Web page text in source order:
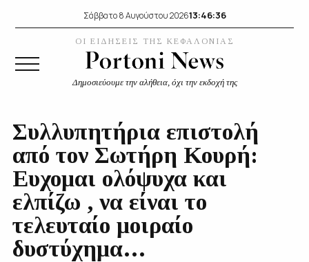
Σάββατο 8 Αυγούστου 202613:46:36
ΟΙ ΕΙΔΗΣΕΙΣ ΤΗΣ ΚΕΦΑΛΟΝΙΑΣ
Δημοσιεύουμε την αλήθεια, όχι την εκδοχή της
Συλλυπητήρια επιστολή
από τον Σωτήρη Κουρή:
Ευχομαι ολόψυχα και
ελπίζω , να είναι το
τελευταίο μοιραίο
δυστύχημα…